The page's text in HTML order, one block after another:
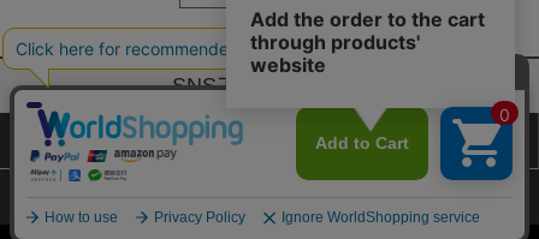
SNSアカウントー覧
サイトマップ 公式通販ご利用ガイド